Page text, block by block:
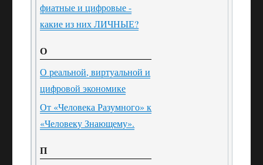
фиатные и цифровые -
какие из них ЛИЧНЫЕ?
О
О реальной, виртуальной и
цифровой экономике
От «Человека Разумного» к
«Человеку Знающему».
П